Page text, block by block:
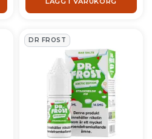
DR FROST